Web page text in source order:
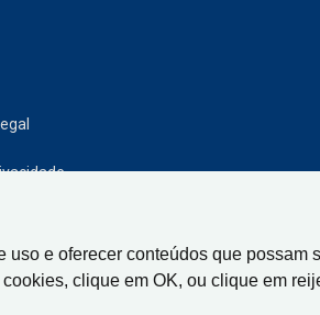
e oferecer conteúdos que possam
clique em OK, ou clique em